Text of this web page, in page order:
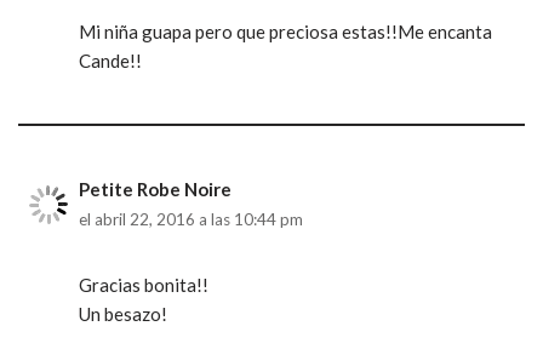
Mi niña guapa pero que preciosa estas!!Me encanta
Cande!!
Petite Robe Noire
el abril 22, 2016 a las 10:44 pm
Gracias bonita!!
Un besazo!